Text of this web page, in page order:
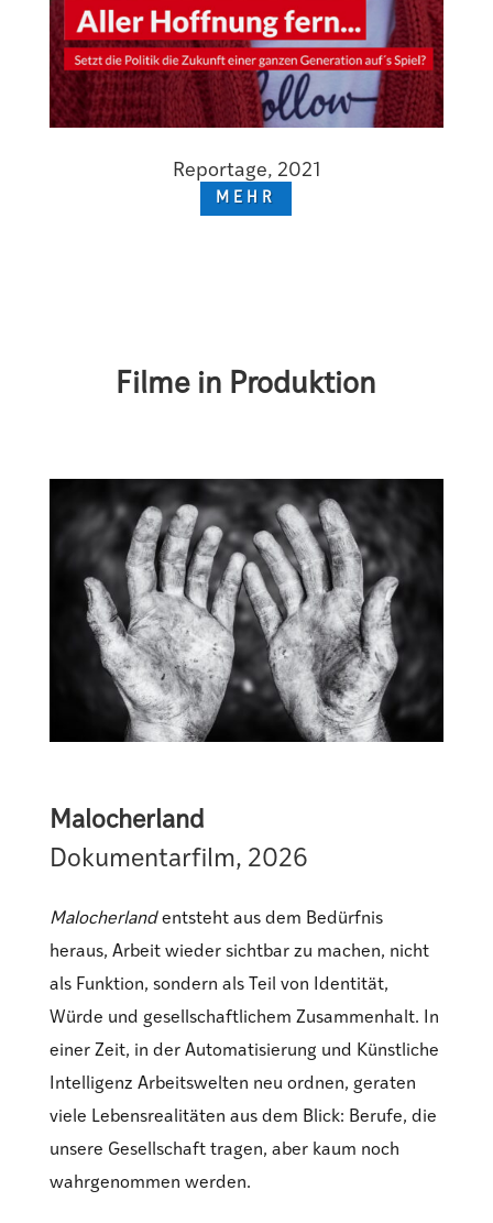
Reportage, 2021
MEHR
Filme in Produktion
Malocherland
Dokumentarfilm, 2026
Malocherlandentsteht aus dem Bedürfnis
heraus, Arbeit wieder sichtbar zu machen, nicht
als Funktion, sondern als Teil von Identität,
Würde und gesellschaftlichem Zusammenhalt. In
einer Zeit, in der Automatisierung und Künstliche
Intelligenz Arbeitswelten neu ordnen, geraten
viele Lebensrealitäten aus dem Blick: Berufe, die
unsere Gesellschaft tragen, aber kaum noch
wahrgenommen werden.